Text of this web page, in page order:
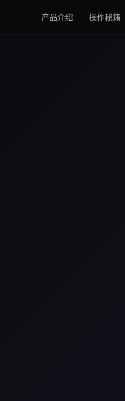
产品介绍 操作秘籍